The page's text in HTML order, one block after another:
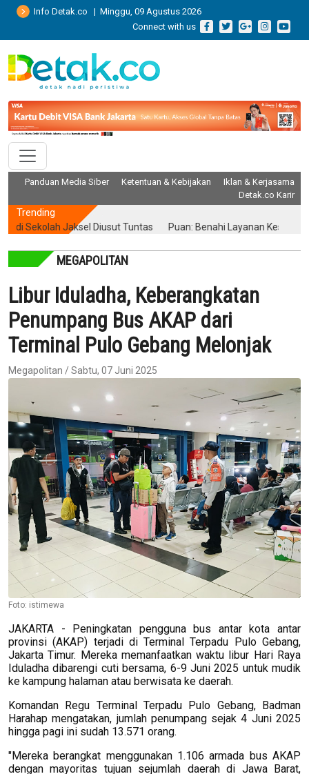
Info Detak.co | Minggu, 09 Agustus 2026
Connect with us
Panduan Media Siber Ketentuan & Kebijakan
Iklan & Kerjasama
Detak.co Karir
Trending
Jaksel Diusut Tuntas Puan: Benahi Layanan Kesehatan
MEGAPOLITAN
Libur Iduladha, Keberangkatan
Penumpang Bus AKAP dari
Terminal Pulo Gebang Melonjak
Megapolitan / Sabtu, 07 Juni 2025
Foto: istimewa
JAKARTA - Peningkatan pengguna bus antar kota antar
provinsi (AKAP) terjadi di Terminal Terpadu Pulo Gebang,
Jakarta Timur. Mereka memanfaatkan waktu libur Hari Raya
Iduladha dibarengi cuti bersama, 6-9 Juni 2025 untuk mudik
ke kampung halaman atau berwisata ke daerah.
Komandan Regu Terminal Terpadu Pulo Gebang, Badman
Harahap mengatakan, jumlah penumpang sejak 4 Juni 2025
hingga pagi ini sudah 13.571 orang.
"Mereka berangkat menggunakan 1.106 armada bus AKAP
dengan mayoritas tujuan sejumlah daerah di Jawa Barat,